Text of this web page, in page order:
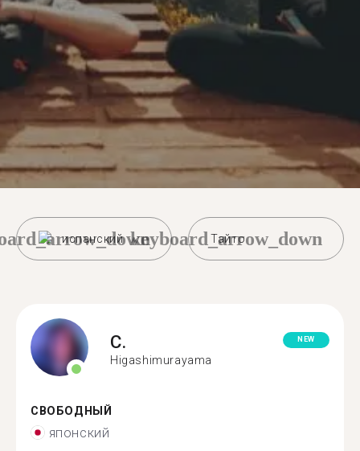
испанский Тайто
keyboard_arrow_down
C.
Higashimurayama
NEW
СВОБОДНЫЙ
японский